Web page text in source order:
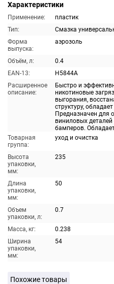
Характеристики
Применение:
пластик
Тип:
Смазка
Форма
выпуска:
аэрозоль
Объём, л:
0.4
EAN-13:
H5844A
Расширенное
описание:
Быстро и
никотиновые
выгорания,
структуру,
Предназначен для
виниловых
бамперов.
Товарная
группа:
уход и очистка
Высота
упаковки,
мм:
235
Длина
упаковки,
мм:
50
Объем
упаковки, л:
0.7
Масса, кг:
0.238
Ширина
упаковки,
мм:
54
Похожие товары